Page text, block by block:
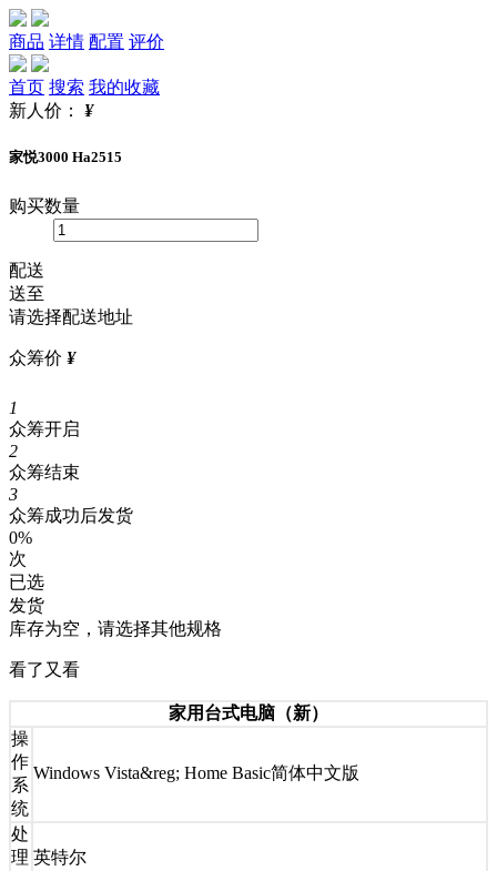
商品 详情 配置 评价
首页 搜索 我的收藏
新人价：
¥
家悦3000 Ha2515
购买数量
配送
送至
请选择配送地址
众筹价 ¥
1
众筹开启
2
众筹结束
3
众筹成功后发货
0%
次
已选
发货
库存为空，请选择其他规格
看了又看
家用台式电脑（新）
操
作
系
统
Windows Vista&reg; Home Basic简体中文版
处
理 英特尔